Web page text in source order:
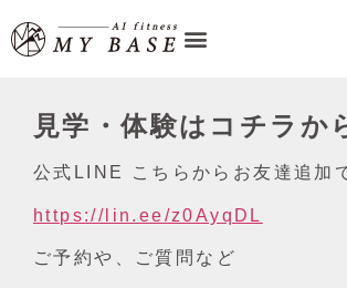
見学・体験はコチラか
公式LINE こちらからお友達追加
https://lin.ee/z0AyqDL
ご予約や、ご質問など